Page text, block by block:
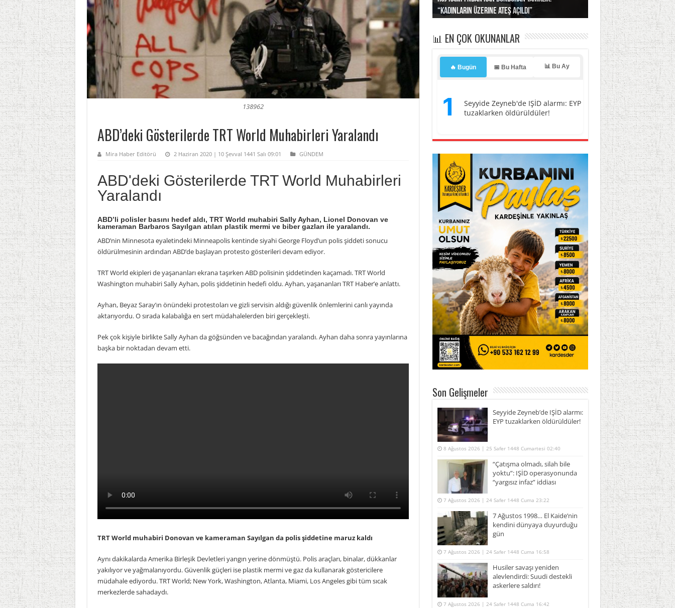
138962
ABD’deki Gösterilerde TRT World Muhabirleri Yaralandı
Mira Haber Editörü 2 Haziran 2020 | 10 Şevval 1441 Salı 09:01 GÜNDEM
ABD'deki Gösterilerde TRT World Muhabirleri
Yaralandı
​​​​​​​ABD’li polisler basını hedef aldı, TRT World muhabiri Sally Ayhan, Lionel Donovan ve
kameraman Barbaros Sayılgan atılan plastik mermi ve biber gazları ile yaralandı.
ABD’nin Minnesota eyaletindeki Minneapolis kentinde siyahi George Floyd’un polis şiddeti sonucu
öldürülmesinin ardından ABD’de başlayan protesto gösterileri devam ediyor.
TRT World ekipleri de yaşananları ekrana taşırken ABD polisinin şiddetinden kaçamadı. TRT World
Washington muhabiri Sally Ayhan, polis şiddetinin hedefi oldu. Ayhan, yaşananları TRT Haber’e anlattı.
Ayhan, Beyaz Saray’ın önündeki protestoları ve gizli servisin aldığı güvenlik önlemlerini canlı yayında
aktarıyordu. O sırada kalabalığa en sert müdahalelerden biri gerçekleşti.
Pek çok kişiyle birlikte Sally Ayhan da göğsünden ve bacağından yaralandı. Ayhan daha sonra yayınlarına
başka bir noktadan devam etti.
TRT World muhabiri Donovan ve kameraman Sayılgan da polis şiddetine maruz kaldı
Aynı dakikalarda Amerika Birleşik Devletleri yangın yerine dönmüştü. Polis araçları, binalar, dükkanlar
yakılıyor ve yağmalanıyordu. Güvenlik güçleri ise plastik mermi ve gaz da kullanarak göstericilere
müdahale ediyordu. TRT World; New York, Washington, Atlanta, Miami, Los Angeles gibi tüm sıcak
merkezlerde sahadaydı.
“Kadınların üzerine ateş açıldı”
Irak’a misilleme tehdidi!
yaptı… İsrail’in “timsah” planına fren!
kayıtlar başladı
basıldı, kabus yaşatıldı!
📊 EN ÇOK OKUNANLAR
🔥 Bugün 📅 Bu Hafta 📊 Bu Ay
1
Seyyide Zeyneb'de IŞİD alarmı: EYP
tuzaklarken öldürüldüler!
Son Gelişmeler
Seyyide Zeyneb’de IŞİD alarmı:
EYP tuzaklarken öldürüldüler!
8 Ağustos 2026 | 25 Safer 1448 Cumartesi 02:40
“Çatışma olmadı, silah bile
yoktu”: IŞİD operasyonunda
“yargısız infaz” iddiası
7 Ağustos 2026 | 24 Safer 1448 Cuma 23:22
7 Ağustos 1998… El Kaide’nin
kendini dünyaya duyurduğu
gün
7 Ağustos 2026 | 24 Safer 1448 Cuma 16:58
Husiler savaşı yeniden
alevlendirdi: Suudi destekli
askerlere saldırı!
7 Ağustos 2026 | 24 Safer 1448 Cuma 16:42